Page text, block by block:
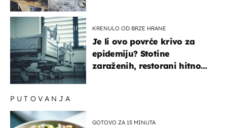
KRENULO OD BRZE HRANE
Je li ovo povrće krivo za
epidemiju? Stotine
zaraženih, restorani hitno
PUTOVANJA
GOTOVO ZA 15 MINUTA